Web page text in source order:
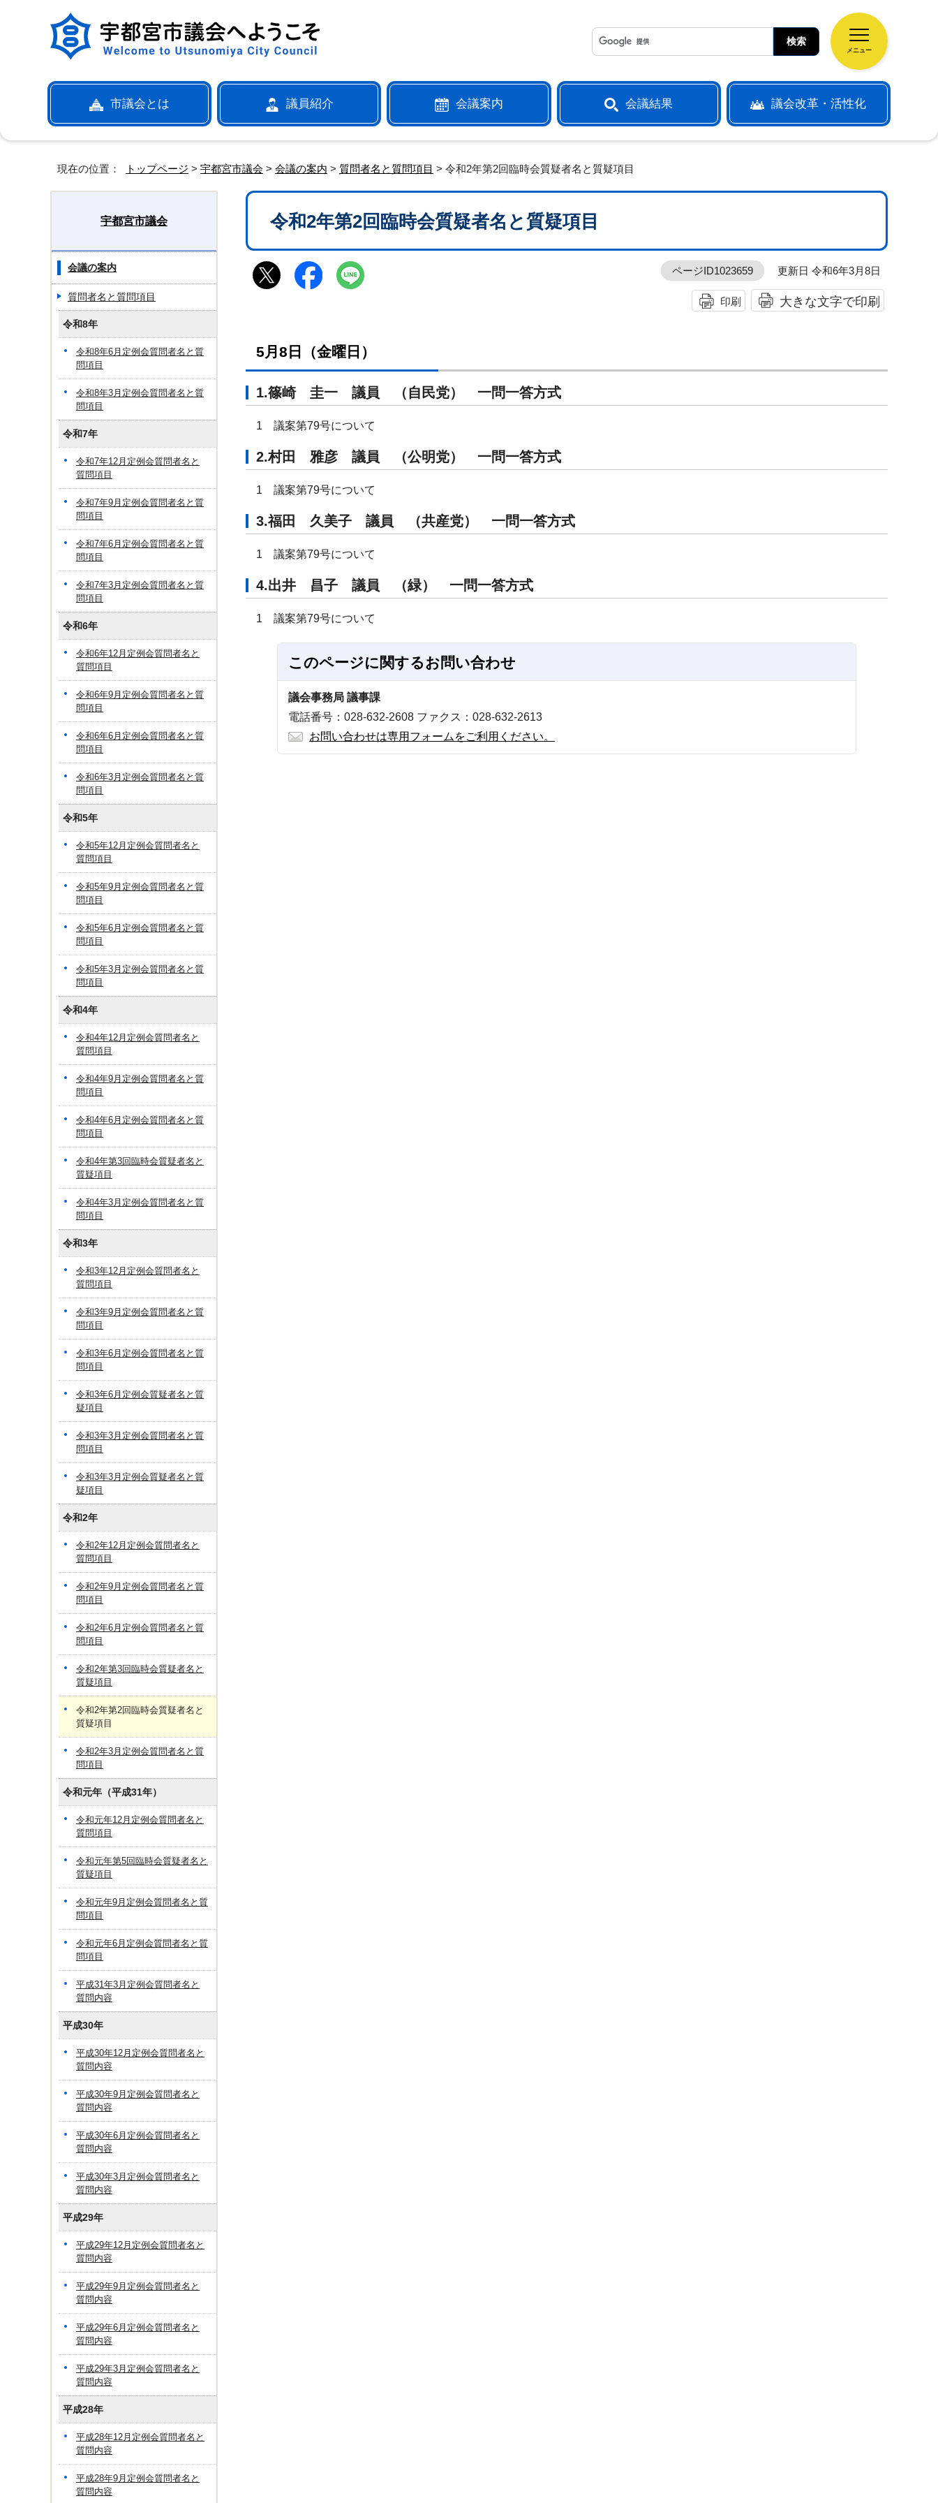
メニュー
市議会とは 議員紹介 会議案内 会議結果 議会改革・活性化
現在の位置： トップページ > 宇都宮市議会 > 会議の案内 > 質問者名と質問項目 > 令和2年第2回臨時会質疑者名と質疑項目
令和2年第2回臨時会質疑者名と質疑項目
ページID1023659 更新日 令和6年3月8日
印刷 大きな文字で印刷
5月8日（金曜日）
1.篠崎 圭一 議員 （自民党） 一問一答方式
1 議案第79号について
2.村田 雅彦 議員 （公明党） 一問一答方式
1 議案第79号について
3.福田 久美子 議員 （共産党） 一問一答方式
1 議案第79号について
4.出井 昌子 議員 （緑） 一問一答方式
1 議案第79号について
このページに関するお問い合わせ
議会事務局 議事課
電話番号：028-632-2608 ファクス：028-632-2613
お問い合わせは専用フォームをご利用ください。
宇都宮市議会
会議の案内
質問者名と質問項目
令和8年
令和8年6月定例会質問者名と質
問項目
令和8年3月定例会質問者名と質
問項目
令和7年
令和7年12月定例会質問者名と
質問項目
令和7年9月定例会質問者名と質
問項目
令和7年6月定例会質問者名と質
問項目
令和7年3月定例会質問者名と質
問項目
令和6年
令和6年12月定例会質問者名と
質問項目
令和6年9月定例会質問者名と質
問項目
令和6年6月定例会質問者名と質
問項目
令和6年3月定例会質問者名と質
問項目
令和5年
令和5年12月定例会質問者名と
質問項目
令和5年9月定例会質問者名と質
問項目
令和5年6月定例会質問者名と質
問項目
令和5年3月定例会質問者名と質
問項目
令和4年
令和4年12月定例会質問者名と
質問項目
令和4年9月定例会質問者名と質
問項目
令和4年6月定例会質問者名と質
問項目
令和4年第3回臨時会質疑者名と
質疑項目
令和4年3月定例会質問者名と質
問項目
令和3年
令和3年12月定例会質問者名と
質問項目
令和3年9月定例会質問者名と質
問項目
令和3年6月定例会質問者名と質
問項目
令和3年6月定例会質疑者名と質
疑項目
令和3年3月定例会質問者名と質
問項目
令和3年3月定例会質疑者名と質
疑項目
令和2年
令和2年12月定例会質問者名と
質問項目
令和2年9月定例会質問者名と質
問項目
令和2年6月定例会質問者名と質
問項目
令和2年第3回臨時会質疑者名と
質疑項目
令和2年第2回臨時会質疑者名と
質疑項目
令和2年3月定例会質問者名と質
問項目
令和元年（平成31年）
令和元年12月定例会質問者名と
質問項目
令和元年第5回臨時会質疑者名と
質疑項目
令和元年9月定例会質問者名と質
問項目
令和元年6月定例会質問者名と質
問項目
平成31年3月定例会質問者名と
質問内容
平成30年
平成30年12月定例会質問者名と
質問内容
平成30年9月定例会質問者名と
質問内容
平成30年6月定例会質問者名と
質問内容
平成30年3月定例会質問者名と
質問内容
平成29年
平成29年12月定例会質問者名と
質問内容
平成29年9月定例会質問者名と
質問内容
平成29年6月定例会質問者名と
質問内容
平成29年3月定例会質問者名と
質問内容
平成28年
平成28年12月定例会質問者名と
質問内容
平成28年9月定例会質問者名と
質問内容